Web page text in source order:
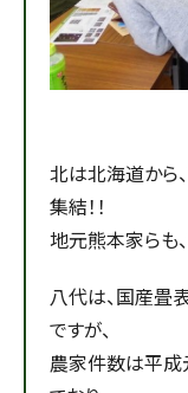
北は北海道から
集結！！
地元熊本家らも
八代は、国産畳
ですが、
農家件数は平成